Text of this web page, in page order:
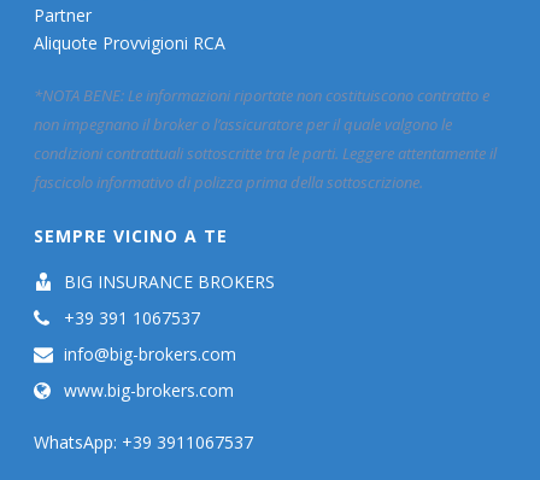
Partner
Aliquote Provvigioni RCA
*NOTA BENE: Le informazioni riportate non costituiscono contratto e
non impegnano il broker o l’assicuratore per il quale valgono le
condizioni contrattuali sottoscritte tra le parti. Leggere attentamente il
fascicolo informativo di polizza prima della sottoscrizione.
SEMPRE VICINO A TE
BIG INSURANCE BROKERS
+39 391 1067537
info@big-brokers.com
www.big-brokers.com
WhatsApp: +39 3911067537